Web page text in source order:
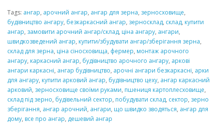
Tags: ангар, арочний ангар, ангар для зерна, зерносховище,
будівництво ангару, безкаркасний ангар, зерносклад, склад, купити
ангар, замовити арочний ангар/склад, ціна ангару, ангари,
швидкозведений ангар, купити/збудувати ангар/зберігання зерна,
склад для зерна, ціна сіносховища, фермер, монтаж арочного
ангару, каркасний ангар, будівництво арочного ангару, аркові
ангари каркасні, ангар будівництво, арочні ангари безкаркасні, арки
для ангару, купити арковий ангар, будівництво цеху, ангар каркасний
арковий, зерносховище своїми руками, пшениця картоплесховище,
склад під зерно, будівельний сектор, побудувати склад, сектор, зерно
зберігання, ангар арочний, ангари, що швидко зводяться, ангар для
дому, все про ангар, дешевий ангар